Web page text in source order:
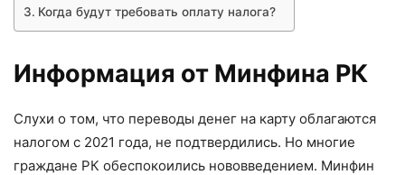
Когда будут требовать оплату налога?
Информация от Минфина РК
Слухи о том, что переводы денег на карту облагаются
налогом с 2021 года, не подтвердились. Но многие
граждане РК обеспокоились нововведением. Минфин